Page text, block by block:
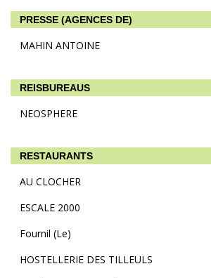
PRESSE (AGENCES DE)
MAHIN ANTOINE
REISBUREAUS
NEOSPHERE
RESTAURANTS
AU CLOCHER
ESCALE 2000
Fournil (Le)
HOSTELLERIE DES TILLEULS